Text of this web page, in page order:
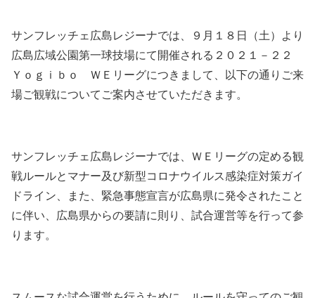
サンフレッチェ広島レジーナでは、９月１８日（土）より
広島広域公園第一球技場にて開催される２０２１－２２
Ｙｏｇｉｂｏ ＷＥリーグにつきまして、以下の通りご来
場ご観戦についてご案内させていただきます。
サンフレッチェ広島レジーナでは、ＷＥリーグの定める観
戦ルールとマナー及び新型コロナウイルス感染症対策ガイ
ドライン、また、緊急事態宣言が広島県に発令されたこと
に伴い、広島県からの要請に則り、試合運営等を行って参
ります。